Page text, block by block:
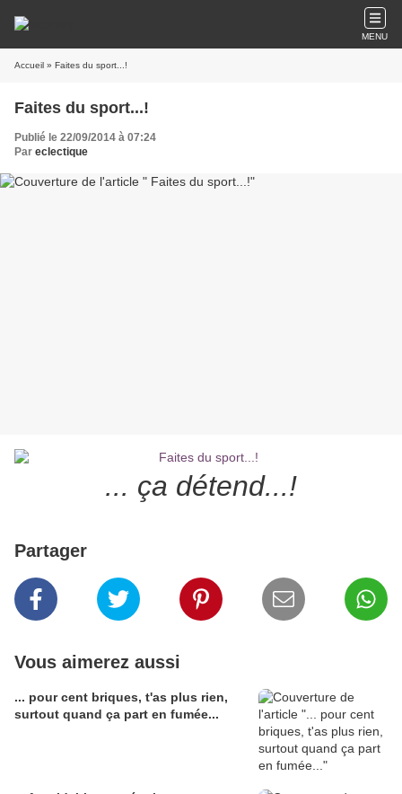
MENU
Accueil » Faites du sport...!
Faites du sport...!
Publié le 22/09/2014 à 07:24
Par eclectique
... ça détend...!
Partager
Vous aimerez aussi
... pour cent briques, t'as plus rien,
surtout quand ça part en fumée...